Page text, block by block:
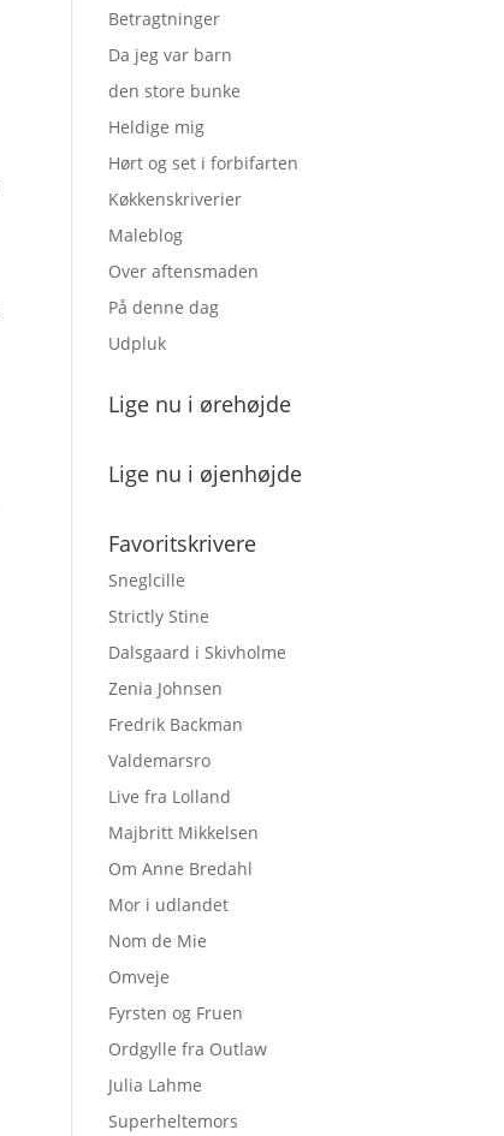
Betragtninger
Da jeg var barn
den store bunke
Heldige mig
Hørt og set i forbifarten
Køkkenskriverier
Maleblog
Over aftensmaden
På denne dag
Udpluk
Lige nu i ørehøjde
Lige nu i øjenhøjde
Favoritskrivere
Sneglcille
Strictly Stine
Dalsgaard i Skivholme
Zenia Johnsen
Fredrik Backman
Valdemarsro
Live fra Lolland
Majbritt Mikkelsen
Om Anne Bredahl
Mor i udlandet
Nom de Mie
Omveje
Fyrsten og Fruen
Ordgylle fra Outlaw
Julia Lahme
Superheltemors